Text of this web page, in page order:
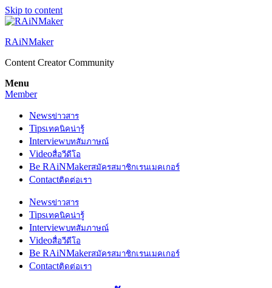
Skip to content
RAiNMaker
Content Creator Community
Menu
Member
Newsข่าวสาร
Tipsเทคนิคน่ารู้
Interviewบทสัมภาษณ์
Videoสื่อวีดีโอ
Be RAiNMakerสมัครสมาชิกเรนเมคเกอร์
Contactติดต่อเรา
Newsข่าวสาร
Tipsเทคนิคน่ารู้
Interviewบทสัมภาษณ์
Videoสื่อวีดีโอ
Be RAiNMakerสมัครสมาชิกเรนเมคเกอร์
Contactติดต่อเรา